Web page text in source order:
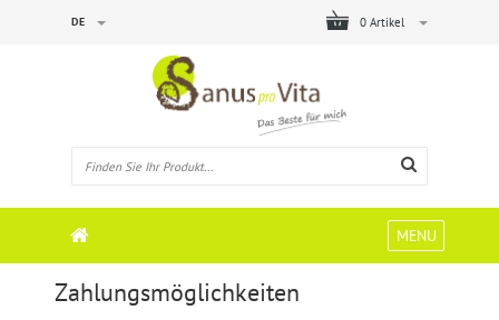
0 Artikel
DE
MENU
Zahlungsmöglichkeiten